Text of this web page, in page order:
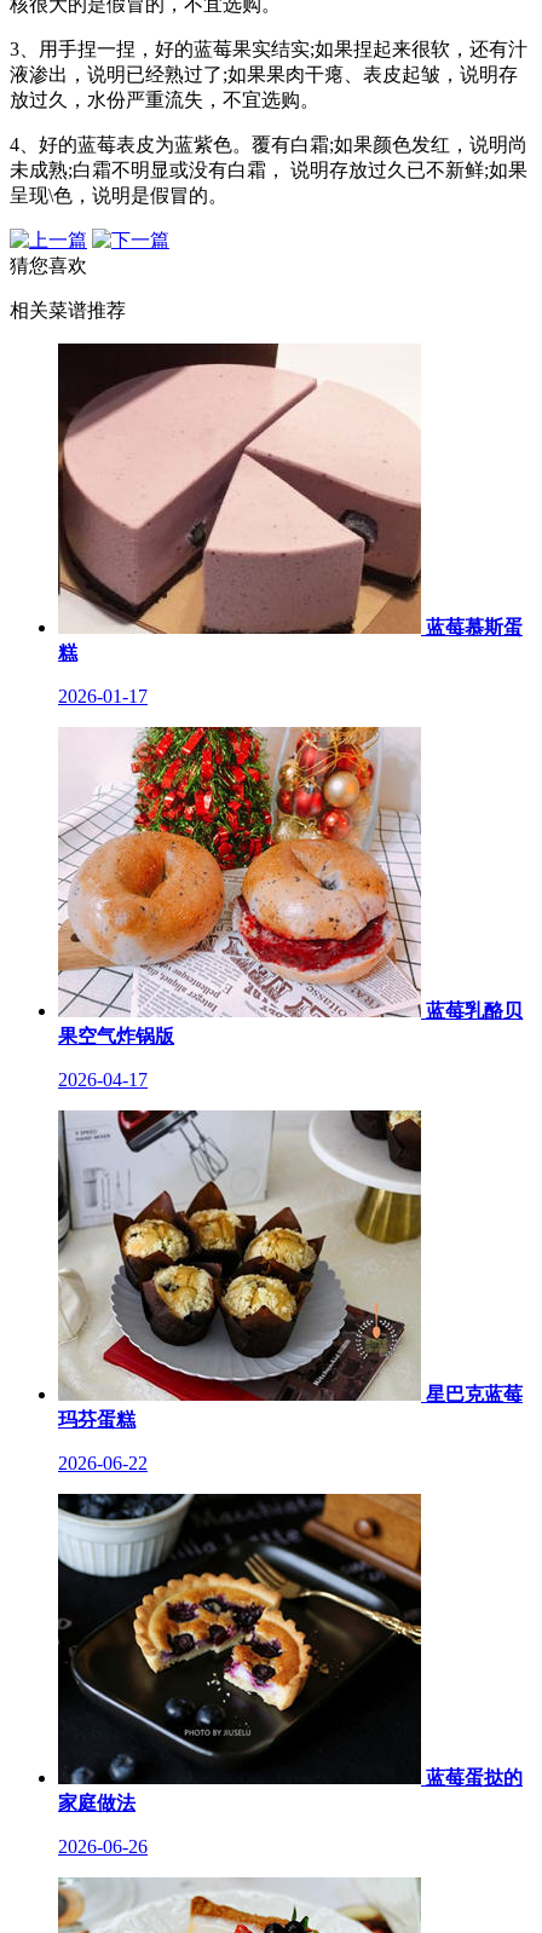
核很大的是假冒的，不宜选购。
3、用手捏一捏，好的蓝莓果实结实;如果捏起来很软，还有汁
液渗出，说明已经熟过了;如果果肉干瘪、表皮起皱，说明存
放过久，水份严重流失，不宜选购。
4、好的蓝莓表皮为蓝紫色。覆有白霜;如果颜色发红，说明尚
未成熟;白霜不明显或没有白霜， 说明存放过久已不新鲜;如果
呈现\色，说明是假冒的。
猜您喜欢
相关菜谱推荐
蓝莓慕斯蛋
糕
2026-01-17
蓝莓乳酪贝
果空气炸锅版
2026-04-17
星巴克蓝莓
玛芬蛋糕
2026-06-22
蓝莓蛋挞的
家庭做法
2026-06-26